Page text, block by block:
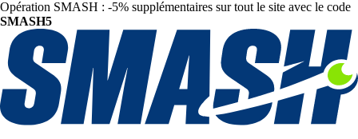
Opération SMASH : -5% supplémentaires sur tout le site avec le code
SMASH5